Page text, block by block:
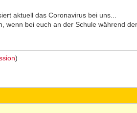
aktuell das Coronavirus bei uns...
wenn bei euch an der Schule während
)